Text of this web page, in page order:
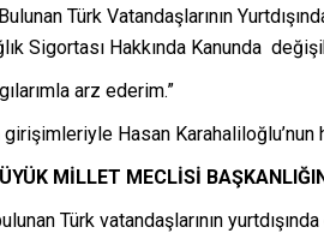
Bulunan Türk Vatandaşlarının
Sigortası Hakkında Kanunda
arz ederim.”
Hasan Karahaliloğlu’nun
MİLLET MECLİSİ
Türk vatandaşlarının